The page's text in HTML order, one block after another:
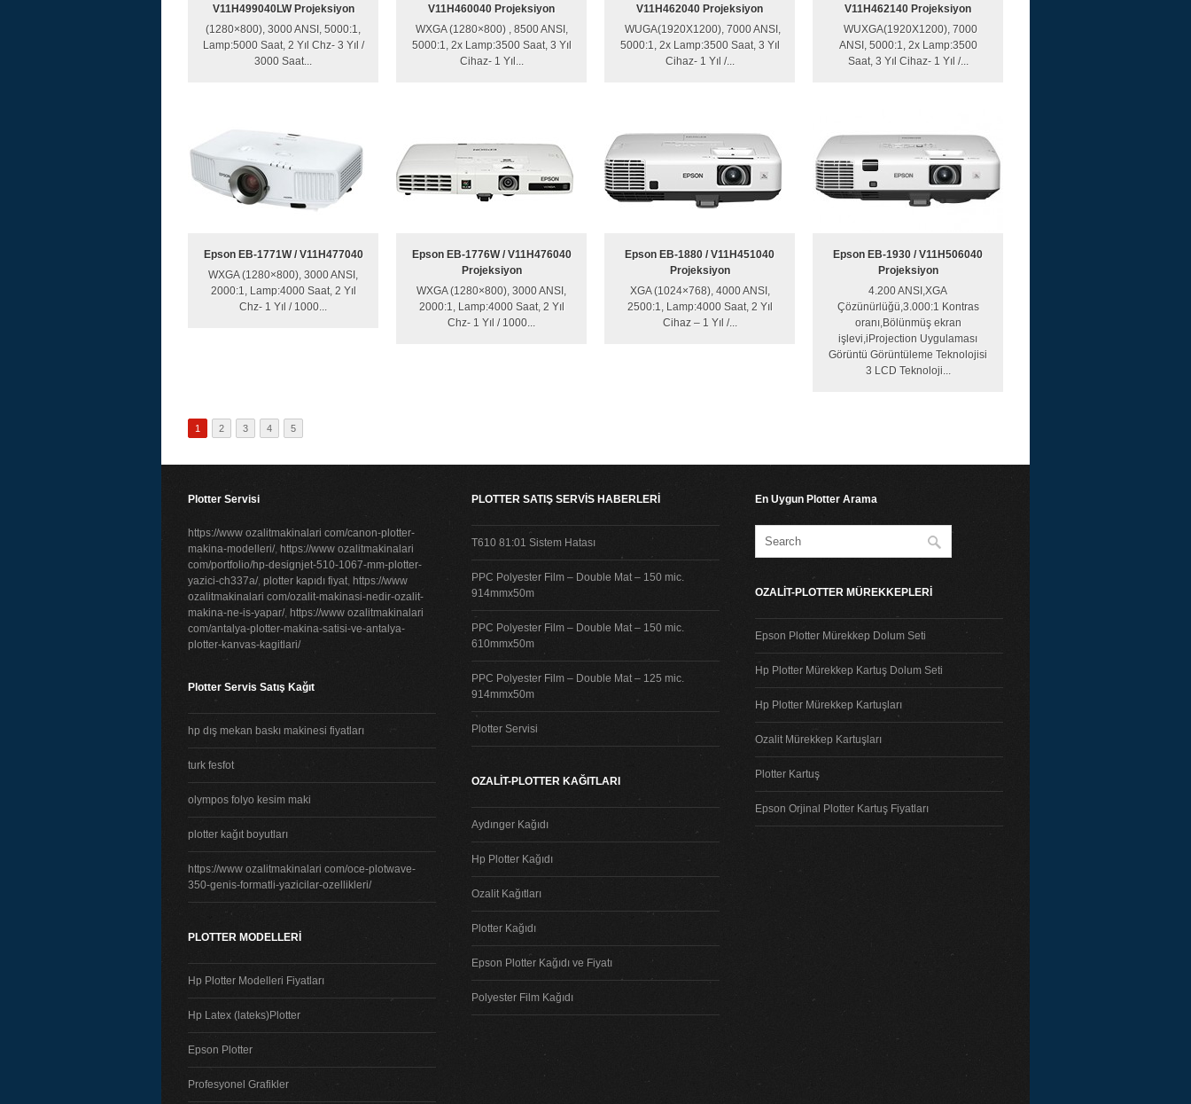
V11H499040LW Projeksiyon
(1280×800), 3000 ANSI, 5000:1,
Lamp:5000 Saat, 2 Yıl Chz- 3 Yıl /
3000 Saat...
V11H460040 Projeksiyon
WXGA (1280×800) , 8500 ANSI,
5000:1, 2x Lamp:3500 Saat, 3 Yıl
Cihaz- 1 Yıl...
V11H462040 Projeksiyon
WUGA(1920X1200), 7000 ANSI,
5000:1, 2x Lamp:3500 Saat, 3 Yıl
Cihaz- 1 Yıl /...
V11H462140 Projeksiyon
WUXGA(1920X1200), 7000
ANSI, 5000:1, 2x Lamp:3500
Saat, 3 Yıl Cihaz- 1 Yıl /...
Epson EB-1771W / V11H477040
WXGA (1280×800), 3000 ANSI,
2000:1, Lamp:4000 Saat, 2 Yıl
Chz- 1 Yıl / 1000...
Epson EB-1776W / V11H476040
Projeksiyon
WXGA (1280×800), 3000 ANSI,
2000:1, Lamp:4000 Saat, 2 Yıl
Chz- 1 Yıl / 1000...
Epson EB-1880 / V11H451040
Projeksiyon
XGA (1024×768), 4000 ANSI,
2500:1, Lamp:4000 Saat, 2 Yıl
Cihaz – 1 Yıl /...
Epson EB-1930 / V11H506040
Projeksiyon
4.200 ANSI,XGA
Çözünürlüğü,3.000:1 Kontras
oranı,Bölünmüş ekran
işlevi,iProjection Uygulaması
Görüntü Görüntüleme Teknolojisi
3 LCD Teknoloji...
1 2 3 4 5
Plotter Servisi
https://www ozalitmakinalari com/canon-plotter-
makina-modelleri/, https://www ozalitmakinalari
com/portfolio/hp-designjet-510-1067-mm-plotter-
yazici-ch337a/, plotter kapıdı fiyat, https://www
ozalitmakinalari com/ozalit-makinasi-nedir-ozalit-
makina-ne-is-yapar/, https://www ozalitmakinalari
com/antalya-plotter-makina-satisi-ve-antalya-
plotter-kanvas-kagitlari/
Plotter Servis Satış Kağıt
hp dış mekan baskı makinesi fiyatları
turk fesfot
olympos folyo kesim maki
plotter kağıt boyutları
https://www ozalitmakinalari com/oce-plotwave-
350-genis-formatli-yazicilar-ozellikleri/
PLOTTER MODELLERİ
Hp Plotter Modelleri Fiyatları
Hp Latex (lateks)Plotter
Epson Plotter
Profesyonel Grafikler
PLOTTER SATIŞ SERVİS HABERLERİ
T610 81:01 Sistem Hatası
PPC Polyester Film – Double Mat – 150 mic.
914mmx50m
PPC Polyester Film – Double Mat – 150 mic.
610mmx50m
PPC Polyester Film – Double Mat – 125 mic.
914mmx50m
Plotter Servisi
OZALİT-PLOTTER KAĞITLARI
Aydınger Kağıdı
Hp Plotter Kağıdı
Ozalit Kağıtları
Plotter Kağıdı
Epson Plotter Kağıdı ve Fiyatı
Polyester Film Kağıdı
En Uygun Plotter Arama
OZALİT-PLOTTER MÜREKKEPLERİ
Epson Plotter Mürekkep Dolum Seti
Hp Plotter Mürekkep Kartuş Dolum Seti
Hp Plotter Mürekkep Kartuşları
Ozalit Mürekkep Kartuşları
Plotter Kartuş
Epson Orjinal Plotter Kartuş Fiyatları